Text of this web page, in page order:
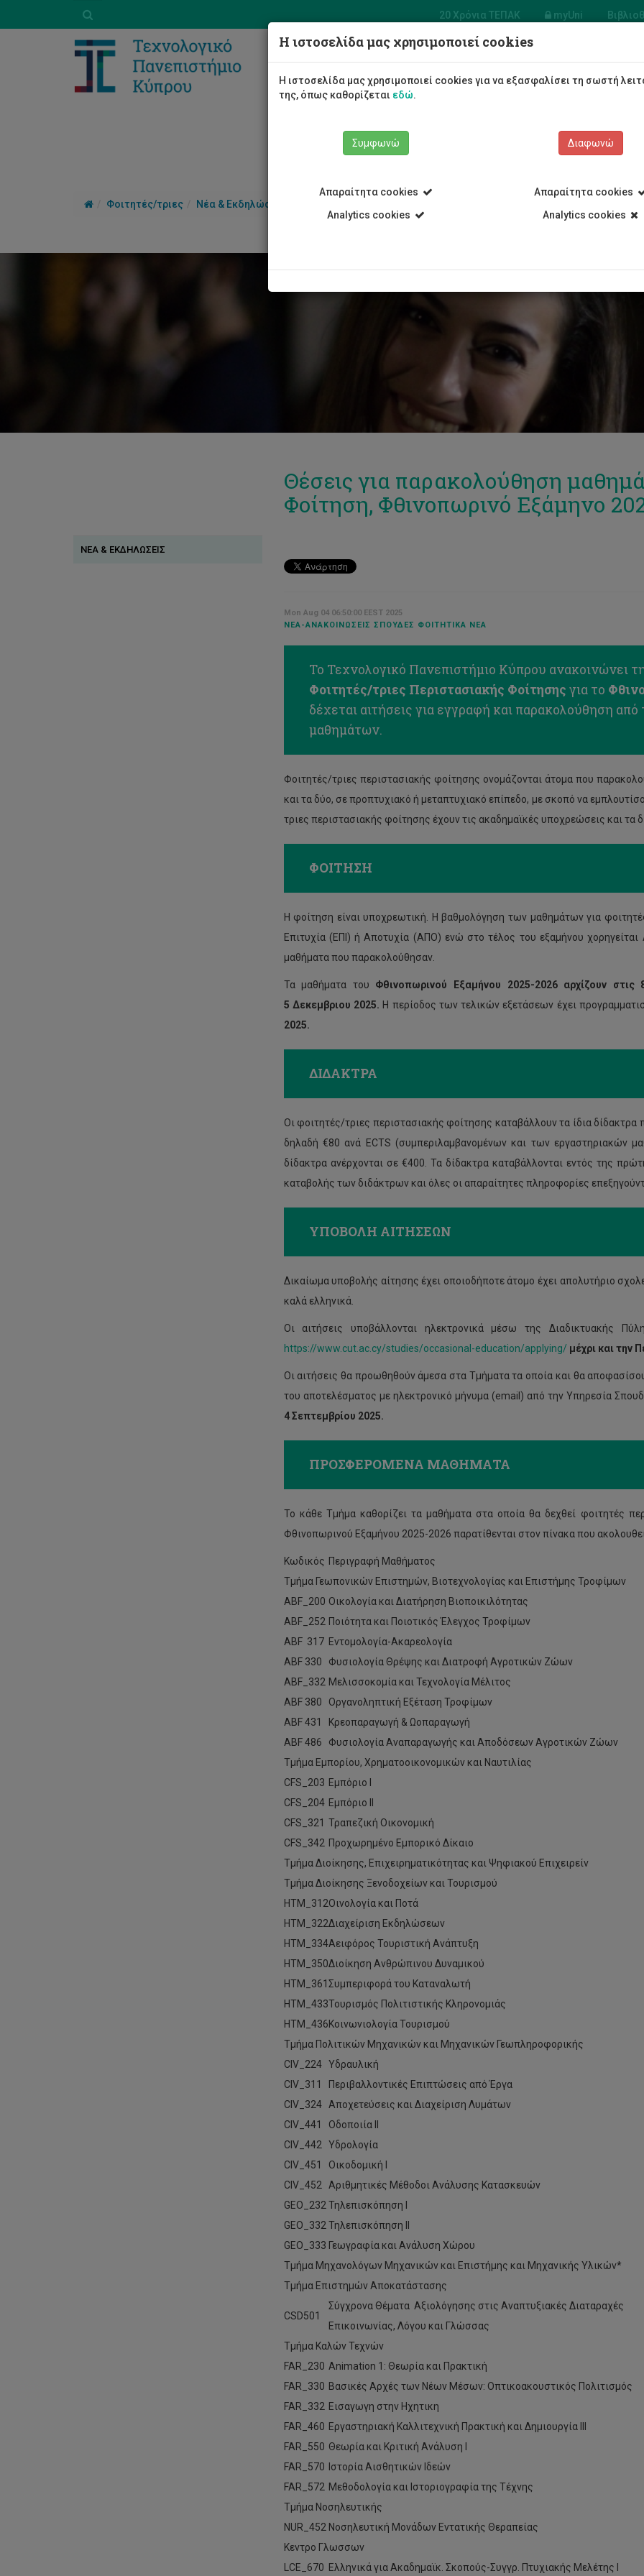
20 Χρόνια ΤΕΠΑΚ myUni
Φοιτητές/τριες Σπουδές
Φοιτητές/τριες Νέα & Εκδηλώσεις
ΝΕΑ & ΕΚΔΗΛΩΣΕΙΣ
Θέσεις για παρακολούθηση
Φοίτηση, Φθινοπωρινό Εξάμηνο
Mon Aug 04 06:50:00 EEST 2025
ΝΈΑ-ΑΝΑΚΟΙΝΏΣΕΙΣ ΣΠΟΥΔΈΣ ΦΟΙΤΗΤΙΚΆ ΝΈΑ
Το Τεχνολογικό Πανεπιστήμιο Κύπρου ανακοινώνει
Φοιτητές/τριες Περιστασιακής Φοίτησης για το
δέχεται αιτήσεις για εγγραφή και παρακολούθηση
μαθημάτων.
Φοιτητές/τριες περιστασιακής φοίτησης ονομάζονται άτομα που
και τα δύο, σε προπτυχιακό ή μεταπτυχιακό επίπεδο, με σκοπό να
τριες περιστασιακής φοίτησης έχουν τις ακαδημαϊκές υποχρεώσεις και
ΦΟΙΤΗΣΗ
Η φοίτηση είναι υποχρεωτική. Η βαθμολόγηση των μαθημάτων για
Επιτυχία (ΕΠΙ) ή Αποτυχία (ΑΠΟ) ενώ στο τέλος του εξαμήνου
μαθήματα που παρακολούθησαν.
Τα μαθήματα του Φθινοπωρινού Εξαμήνου 2025-2026 αρχίζουν στις
5 Δεκεμβριου 2025. Η περίοδος των τελικών εξετάσεων έχει
2025.
ΔΙΔΑΚΤΡΑ
Οι φοιτητές/τριες περιστασιακής φοίτησης καταβάλλουν τα ίδια δίδακτρα
δηλαδή €80 ανά ECTS (συμπεριλαμβανομένων και των εργαστηριακών
δίδακτρα ανέρχονται σε €400. Τα δίδακτρα καταβάλλονται εντός της
καταβολής των διδάκτρων και όλες οι απαραίτητες πληροφορίες
ΥΠΟΒΟΛΗ ΑΙΤΗΣΕΩΝ
Δικαίωμα υποβολής αίτησης έχει οποιοδήποτε άτομο έχει απολυτήριο
καλά ελληνικά.
Οι αιτήσεις υποβάλλονται ηλεκτρονικά μέσω της Διαδικτυακής
https://www.cut.ac.cy/studies/occasional-education/applying/ μέχρι και την
Οι αιτήσεις θα προωθηθούν άμεσα στα Τμήματα τα οποία και θα
του αποτελέσματος με ηλεκτρονικό μήνυμα (email) από την Υπηρεσία
4 Σεπτεμβρίου 2025.
ΠΡΟΣΦΕΡΟΜΕΝΑ ΜΑΘΗΜΑΤΑ
Το κάθε Τμήμα καθορίζει τα μαθήματα στα οποία θα δεχθεί φοιτητές
Φθινοπωρινού Εξαμήνου 2025-2026 παρατίθενται στον πίνακα που
Κωδικός Περιγραφή Μαθήματος
Τμήμα Γεωπονικών Επιστημών, Βιοτεχνολογίας και Επιστήμης Τροφίμων
ABF_200 Οικολογία και Διατήρηση Βιοποικιλότητας
ABF_252 Ποιότητα και Ποιοτικός Έλεγχος Τροφίμων
ABF 317 Εντομολογία-Ακαρεολογία
ABF 330
Φυσιολογία Θρέψης και Διατροφή Αγροτικών Ζώων
ABF_332 Μελισσοκομία και Τεχνολογία Μέλιτος
ABF 380
Οργανοληπτική Εξέταση Τροφίμων
ABF 431
Κρεοπαραγωγή & Ωοπαραγωγή
ABF 486
Φυσιολογία Αναπαραγωγής και Αποδόσεων Αγροτικών Ζώων
Τμήμα Εμπορίου, Χρηματοοικονομικών και Ναυτιλίας
CFS_203 Εμπόριο Ι
CFS_204 Εμπόριο ΙΙ
CFS_321 Τραπεζική Οικονομική
CFS_342 Προχωρημένο Εμπορικό Δίκαιο
Τμήμα Διοίκησης, Επιχειρηματικότητας και Ψηφιακού Επιχειρείν
Τμήμα Διοίκησης Ξενοδοχείων και Τουρισμού
HTM_312Οινολογία και Ποτά
HTM_322Διαχείριση Εκδηλώσεων
HTM_334Αειφόρος Τουριστική Ανάπτυξη
HTM_350Διοίκηση Ανθρώπινου Δυναμικού
HTM_361 Συμπεριφορά του Καταναλωτή
HTM_433Τουρισμός Πολιτιστικής Κληρονομιάς
HTM_436Κοινωνιολογία Τουρισμού
Τμήμα Πολιτικών Μηχανικών και Μηχανικών Γεωπληροφορικής
CIV_224 Υδραυλική
CIV_311
Περιβαλλοντικές Επιπτώσεις από Έργα
CIV_324
Αποχετεύσεις και Διαχείριση Λυμάτων
CIV_441
Οδοποιία ΙΙ
CIV_442
Υδρολογία
CIV_451
Οικοδομική Ι
CIV_452
Αριθμητικές Μέθοδοι Ανάλυσης Κατασκευών
GEO_232 Τηλεπισκόπηση Ι
GEO_332 Τηλεπισκόπηση ΙΙ
GEO_333 Γεωγραφία και Ανάλυση Χώρου
Τμήμα Μηχανολόγων Μηχανικών και Επιστήμης και Μηχανικής Υλικών*
Τμήμα Επιστημών Αποκατάστασης
CSD501
Σύγχρονα Θέματα Αξιολόγησης στις Αναπτυξιακές Διαταραχές
Επικοινωνίας, Λόγου και Γλώσσας
Τμήμα Καλών Τεχνών
FAR_230 Animation 1: Θεωρία και Πρακτική
FAR_330 Βασικές Αρχές των Νέων Μέσων: Οπτικοακουστικός Πολιτισμός
FAR_332 Εισαγωγη στην Ηχητικη
FAR_460 Εργαστηριακή Καλλιτεχνική Πρακτική και Δημιουργία ΙII
FAR_550 Θεωρία και Κριτική Ανάλυση I
FAR_570
Ιστορία Αισθητικών Ιδεών
FAR_572 Μεθοδολογία και Ιστοριογραφία της Τέχνης
Τμήμα Νοσηλευτικής
NUR_452 Νοσηλευτική Μονάδων Εντατικής Θεραπείας
Κεντρο Γλωσσων
LCE_670 Ελληνικά για Ακαδημαϊκ. Σκοπούς-Συγγρ. Πτυχιακής Μελέτης Ι
Η ιστοσελίδα μας χρησιμοποιεί cookies
Η ιστοσελίδα μας χρησιμοποιεί cookies για να εξασφαλίσει τη σωστή
της, όπως καθορίζεται εδώ.
Συμφωνώ
Απαραίτητα cookies
Analytics cookies
Διαφωνώ
Απαραίτητα cookies
Analytics cookies